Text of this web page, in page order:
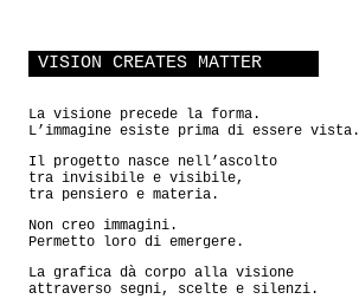
VISION CREATES MATTER
La visione precede la forma.
L’immagine esiste prima di essere vista.
Il progetto nasce nell’ascolto
tra invisibile e visibile,
tra pensiero e materia.
Non creo immagini.
Permetto loro di emergere.
La grafica dà corpo alla visione
attraverso segni, scelte e silenzi.